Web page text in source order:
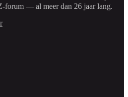
forum — al meer dan 26 jaar lang.